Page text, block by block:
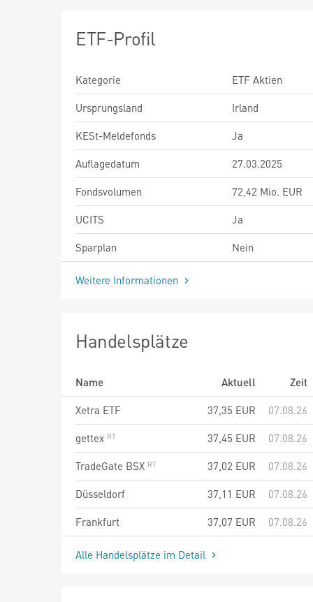
ETF-Profil
Kategorie
ETF Aktien
Ursprungsland
Irland
KESt-Meldefonds
Ja
Auflagedatum
27.03.2025
Fondsvolumen
72,42 Mio. EUR
UCITS
Ja
Sparplan
Nein
Weitere Informationen
Handelsplätze
Name Aktuell
Zeit
Xetra ETF
37,35 EUR
07.08.26
gettex
37,45 EUR
07.08.26
TradeGate BSX
37,02 EUR
07.08.26
Düsseldorf
37,11 EUR
07.08.26
Frankfurt
37,07 EUR 07.08.26
Alle Handelsplätze im Detail